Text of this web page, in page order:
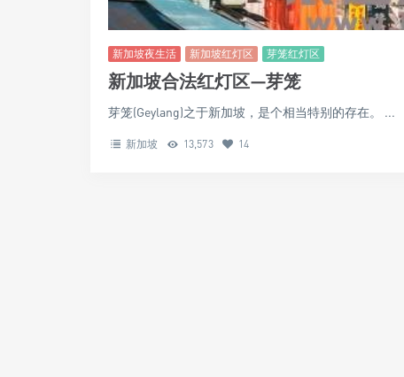
新加坡夜生活 新加坡红灯区 芽笼红灯区
新加坡合法红灯区—芽笼
芽笼(Geylang)之于新加坡，是个相当特别的存在。 ...
新加坡 13,573 14